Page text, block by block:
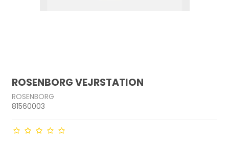
ROSENBORG VEJRSTATION
ROSENBORG
81560003